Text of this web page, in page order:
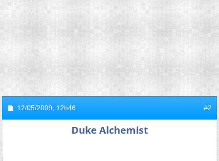
12/05/2009, 12h46 #2
Duke Alchemist